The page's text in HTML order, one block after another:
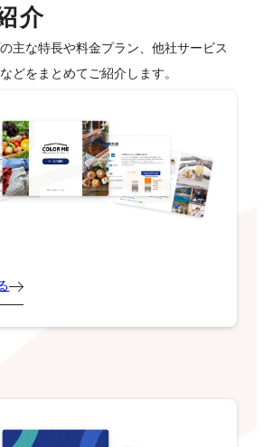
介
主な特長や料金プラン、他社サービス
どをまとめてご紹介します。